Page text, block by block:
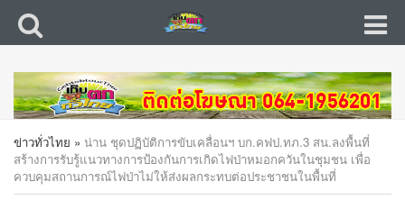
ข่าวทั่วไทย » น่าน ชุดปฏิบัติการขับเคลื่อนฯ บก.คฟป.ทภ.3 สน.ลงพื้นที่
สร้างการรับรู้แนวทางการป้องกันการเกิดไฟป่าหมอกควันในชุมชน เพื่อ
ควบคุมสถานการณ์ไฟป่าไม่ให้ส่งผลกระทบต่อประชาชนในพื้นที่